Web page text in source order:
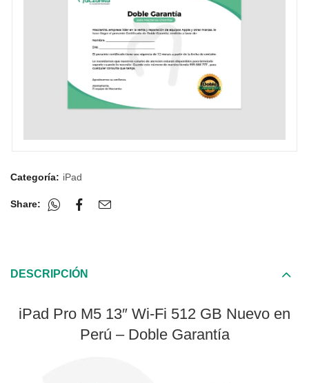
Categoría: iPad
Share:
DESCRIPCIÓN
iPad Pro M5 13″ Wi-Fi 512 GB Nuevo en
Perú – Doble Garantía